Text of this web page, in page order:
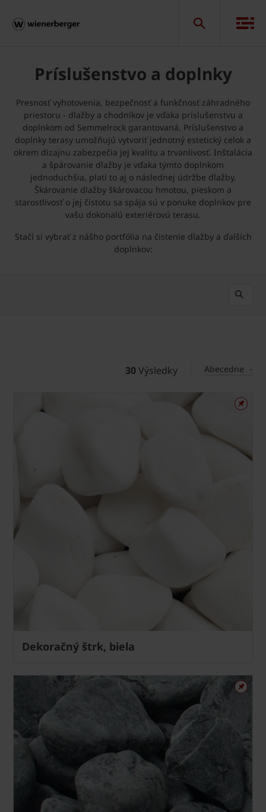
Príslušenstvo a doplnky
Presnosť vyhotovenia, bezpečnosť a funkčnosť záhradného
priestoru - dlažby a chodníkov je vďaka príslušenstvu a
doplnkom od Semmelrock garantovaná. Príslušenstvo a
doplnky terasy umožňujú vytvoriť jednotný estetický celok a
okrem dizajnu zabezpečia jej kvalitu a trvanlivosť. Inštalácia
a špárovanie dlažby je vďaka týmto doplnkom
jednoduchšia, platí to aj o následnej údržbe dlažby.
Škárovanie dlažby škárovacou hmotou, pieskom a
starostlivosť o jej čistotu sa spája sú v ponuke doplnkov pre
vašu dokonalú exteriérovú terasu.
Stačí si vybrať z nášho portfólia na čistenie dlažby a ďalších
doplnkov:
30Výsledky Abecedne
Dekoračný štrk, biela